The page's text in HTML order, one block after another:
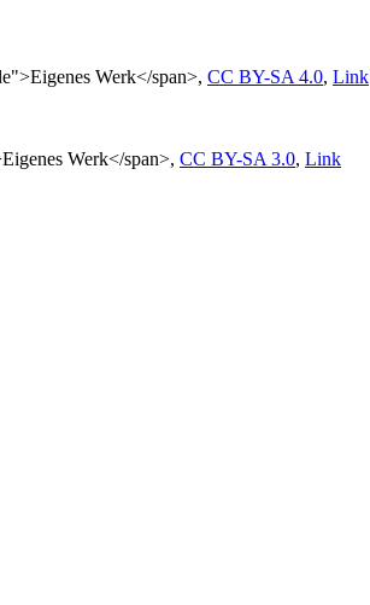
Werk</span>, CC BY-SA 4.0, Link
Werk</span>, CC BY-SA 3.0, Link